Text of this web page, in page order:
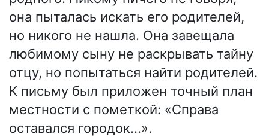
она пыталась искать его родителей,
но никого не нашла. Она завещала
любимому сыну не раскрывать тайну
отцу, но попытаться найти родителей.
К письму был приложен точный план
местности с пометкой: «Справа
оставался городок…».